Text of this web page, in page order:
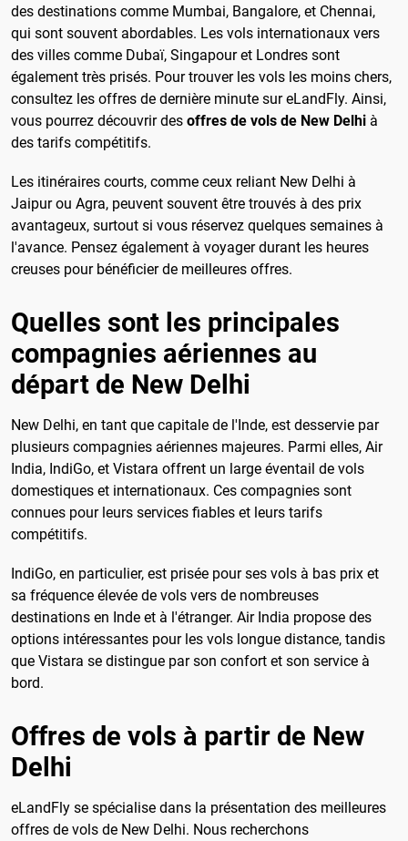
des destinations comme Mumbai, Bangalore, et Chennai,
qui sont souvent abordables. Les vols internationaux vers
des villes comme Dubaï, Singapour et Londres sont
également très prisés. Pour trouver les vols les moins chers,
consultez les offres de dernière minute sur eLandFly. Ainsi,
vous pourrez découvrir des offres de vols de New Delhi à
des tarifs compétitifs.
Les itinéraires courts, comme ceux reliant New Delhi à
Jaipur ou Agra, peuvent souvent être trouvés à des prix
avantageux, surtout si vous réservez quelques semaines à
l'avance. Pensez également à voyager durant les heures
creuses pour bénéficier de meilleures offres.
Quelles sont les principales
compagnies aériennes au
départ de New Delhi
New Delhi, en tant que capitale de l'Inde, est desservie par
plusieurs compagnies aériennes majeures. Parmi elles, Air
India, IndiGo, et Vistara offrent un large éventail de vols
domestiques et internationaux. Ces compagnies sont
connues pour leurs services fiables et leurs tarifs
compétitifs.
IndiGo, en particulier, est prisée pour ses vols à bas prix et
sa fréquence élevée de vols vers de nombreuses
destinations en Inde et à l'étranger. Air India propose des
options intéressantes pour les vols longue distance, tandis
que Vistara se distingue par son confort et son service à
bord.
Offres de vols à partir de New
Delhi
eLandFly se spécialise dans la présentation des meilleures
offres de vols de New Delhi. Nous recherchons